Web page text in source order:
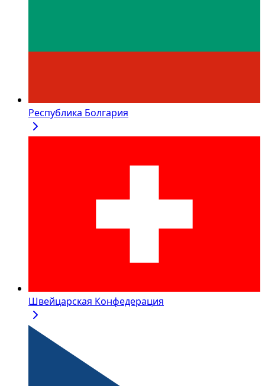
Республика Болгария
Швейцарская Конфедерация